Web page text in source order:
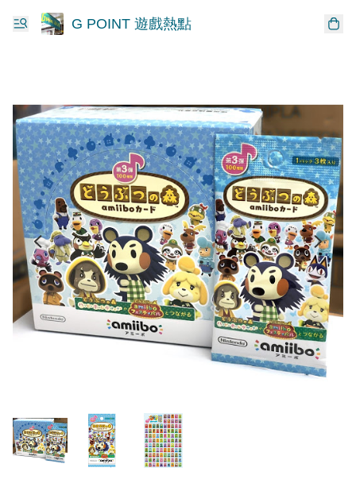
G POINT 遊戲熱點